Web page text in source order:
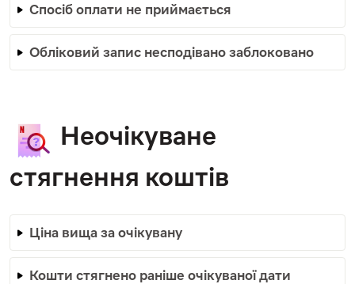
Спосіб оплати не приймається
Обліковий запис несподівано заблоковано
Неочікуване
стягнення коштів
Ціна вища за очікувану
Кошти стягнено раніше очікуваної дати